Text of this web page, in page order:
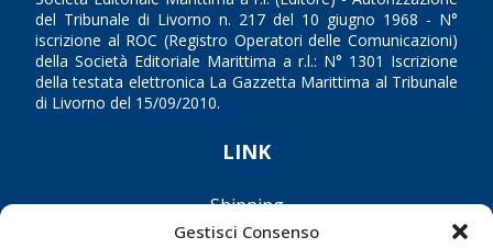
Gestisci Consenso
del Tribunale di Livorno n. 217 del 10 giugno 1968 - N°
iscrizione al ROC (Registro Operatori delle Comunicazioni)
della Società Editoriale Marittima a r.l.: N° 1301 Iscrizione
della testata elettronica La Gazzetta Marittima al Tribunale
di Livorno del 15/09/2010.
LINK
Shipping
Porti/Interporti